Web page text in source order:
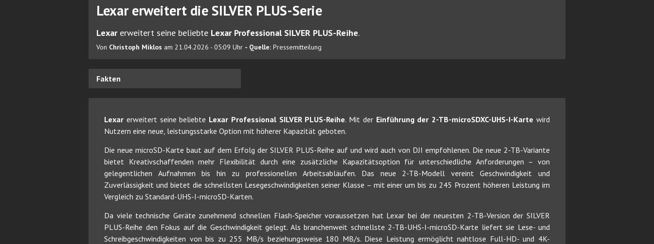
Lexar erweitert die SILVER PLUS-Serie
Lexarerweitert seine beliebte Lexar Professional SILVER PLUS-Reihe.
Von Christoph Miklos am 21.04.2026 - 05:09 Uhr - Quelle: Pressemitteilung
Fakten
Lexar erweitert seine beliebte Lexar Professional SILVER PLUS-Reihe. Mit der Einführung der 2-TB-microSDXC-UHS-I-Karte wird
Nutzern eine neue, leistungsstarke Option mit höherer Kapazität geboten.
Die neue microSD-Karte baut auf dem Erfolg der SILVER PLUS-Reihe auf und wird auch von DJI empfohlenen. Die neue 2-TB-Variante
bietet Kreativschaffenden mehr Flexibilität durch eine zusätzliche Kapazitätsoption für unterschiedliche Anforderungen – von
gelegentlichen Aufnahmen bis hin zu professionellen Arbeitsabläufen. Das neue 2-TB-Modell vereint Geschwindigkeit und
Zuverlässigkeit und bietet die schnellsten Lesegeschwindigkeiten seiner Klasse – mit einer um bis zu 245 Prozent höheren Leistung im
Vergleich zu Standard-UHS-I-microSD-Karten.
Da viele technische Geräte zunehmend schnellen Flash-Speicher voraussetzen hat Lexar bei der neuesten 2-TB-Version der SILVER
PLUS-Reihe den Fokus auf die Geschwindigkeit gelegt. Als branchenweit schnellste 2-TB-UHS-I-microSD-Karte liefert sie Lese- und
Schreibgeschwindigkeiten von bis zu 255 MB/s beziehungsweise 180 MB/s. Diese Leistung ermöglicht nahtlose Full-HD- und 4K-